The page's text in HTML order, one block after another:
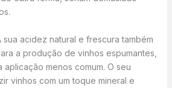
acidez natural e frescura também
a produção de vinhos espumantes,
aplicação menos comum. O seu
vinhos com um toque mineral e